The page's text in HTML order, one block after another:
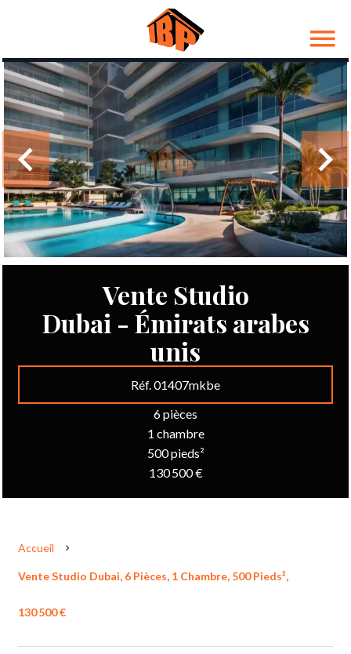
Vente Studio
Dubai - Émirats arabes
unis
Réf. 01407mkbe
6 pièces
1 chambre
500 pieds²
130 500 €
Accueil
Vente Studio Dubai, 6 Pièces, 1 Chambre, 500 Pieds²,
130 500 €